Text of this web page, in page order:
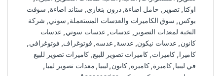
اوكتا,تصوير , حامل اضاءة,درون بنغازي, ستاند اضاءة, سوفت
بوكس, سوق الكاميرات والعدسات المستعملة, سوني, شركة
النخبة لمعدات التصوير , عدسات, عدسات سوني, عدسات
كانون, عدسات نيكون, عدسة, عدسه, فوتوغراف, فوتوغرافي,
كاميرا, كاميرات, كاميرات تصوير للبيع, كاميرات تصوير للبيع
في ليبيا,كاميرة,كاميره,كانون, ليبيا, معدات تصوير ليبيا,